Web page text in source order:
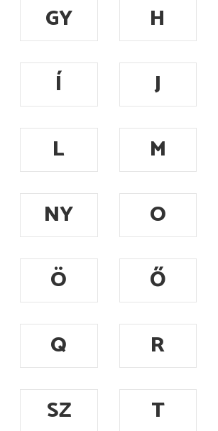
GY
H
Í
J
L
M
NY
O
Ö
Ő
Q
R
SZ
T